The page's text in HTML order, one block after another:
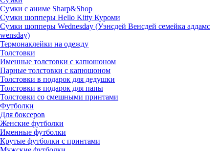
Сумки с аниме Sharp&Shop
Сумки шопперы Hello Kitty Куроми
Сумки шопперы Wednesday (Уэнсдей Венсдей семейка аддамс
wensday)
Термонаклейки на одежду
Толстовки
Именные толстовки с капюшоном
Парные толстовки с капюшоном
Толстовки в подарок для дедушки
Толстовки в подарок для папы
Толстовки со смешными принтами
Футболки
Для боксеров
Женские футболки
Именные футболки
Крутые футболки с принтами